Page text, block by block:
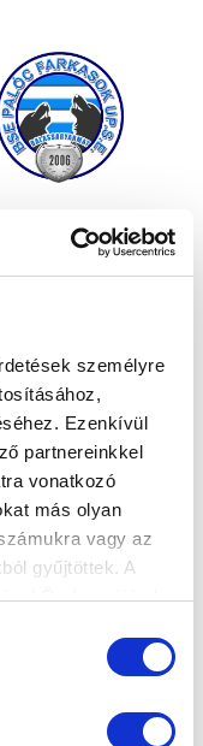
személyre
Ezenkívül
partnereinkkel
vonatkozó
más olyan
vagy az
gyűjtöttek. A
Ön hozzájárul a